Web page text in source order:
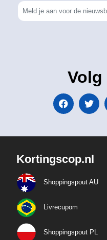
Volg
Kortingscop.nl
Shoppingspout AU
Livrecupom
Shoppingspout PL